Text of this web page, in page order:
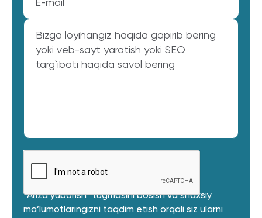
“Ariza yuborish” tugmasini bosish va shaxsiy
ma’lumotlaringizni taqdim etish orqali siz ularni